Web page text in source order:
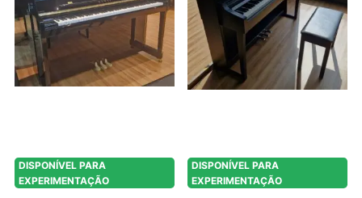
DISPONÍVEL PARA
EXPERIMENTAÇÃO
DISPONÍVEL PARA
EXPERIMENTAÇÃO